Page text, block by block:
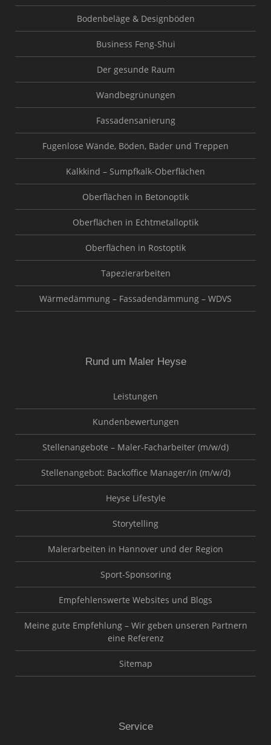
Bodenbeläge & Designböden
Business Feng-Shui
Der gesunde Raum
Wandbegrünungen
Fassadensanierung
Fugenlose Wände, Böden, Bäder und Treppen
Kalkkind – Sumpfkalk-Oberflächen
Oberflächen in Betonoptik
Oberflächen in Echtmetalloptik
Oberflächen in Rostoptik
Tapezierarbeiten
Wärmedämmung – Fassadendämmung – WDVS
Rund um Maler Heyse
Leistungen
Kundenbewertungen
Stellenangebote – Maler-Facharbeiter (m/w/d)
Stellenangebot: Backoffice Manager/in (m/w/d)
Heyse Lifestyle
Storytelling
Malerarbeiten in Hannover und der Region
Sport-Sponsoring
Empfehlenswerte Websites und Blogs
Meine gute Empfehlung – Wir geben unseren Partnern
eine Referenz
Sitemap
Service